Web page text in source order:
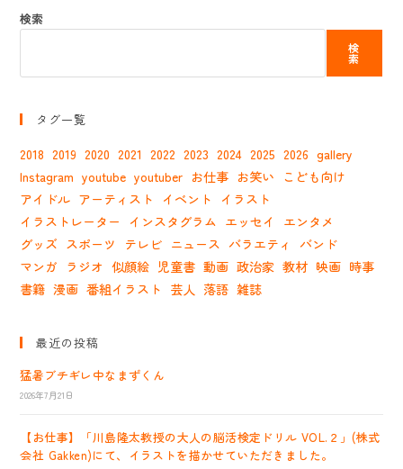
検索
検
索
タグ一覧
2018 2019 2020 2021 2022 2023 2024 2025 2026 gallery
Instagram youtube youtuber お仕事 お笑い こども向け
アイドル アーティスト イベント
イラスト
イラストレーター
インスタグラム エッセイ
エンタメ
グッズ スポーツ テレビ ニュース バラエティ
バンド
マンガ ラジオ 似顔絵 児童書 動画 政治家 教材 映画 時事
書籍 漫画 番組イラスト 芸人 落語 雑誌
最近の投稿
猛暑ブチギレ中なまずくん
2026年7月21日
【お仕事】「川島隆太教授の大人の脳活検定ドリル VOL.２」(株式
会社 Gakken)にて、イラストを描かせていただきました。